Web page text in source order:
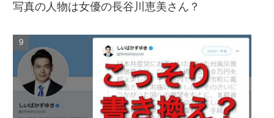
写真の人物は女優の長谷川恵美さん？